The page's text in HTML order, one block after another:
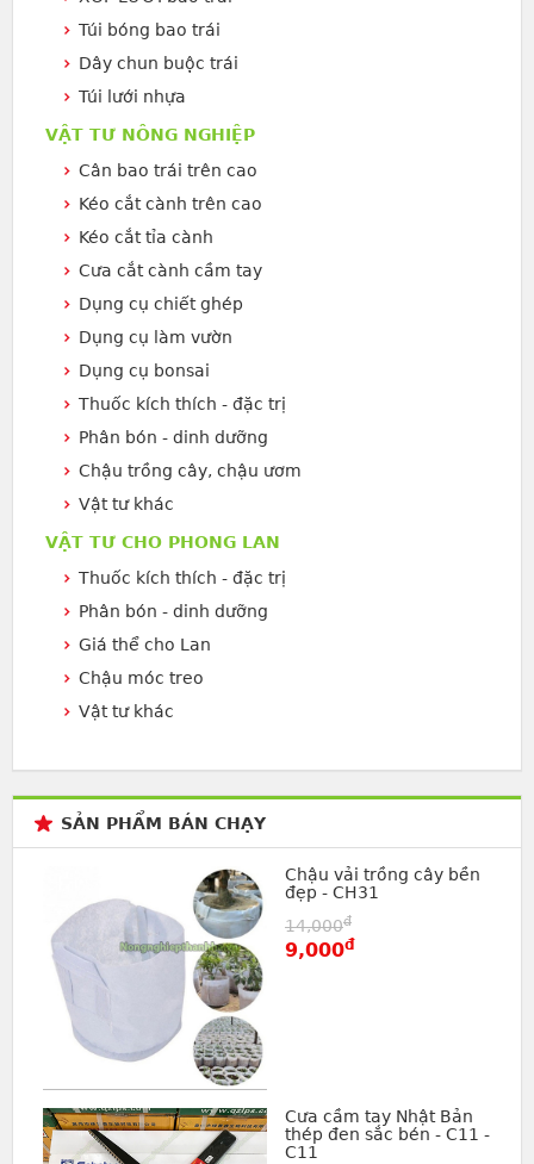
Túi bóng bao trái
Dây chun buộc trái
Túi lưới nhựa
VẬT TƯ NÔNG NGHIỆP
Cân bao trái trên cao
Kéo cắt cành trên cao
Kéo cắt tỉa cành
Cưa cắt cành cầm tay
Dụng cụ chiết ghép
Dụng cụ làm vườn
Dụng cụ bonsai
Thuốc kích thích - đặc trị
Phân bón - dinh dưỡng
Chậu trồng cây, chậu ươm
Vật tư khác
VẬT TƯ CHO PHONG LAN
Thuốc kích thích - đặc trị
Phân bón - dinh dưỡng
Giá thể cho Lan
Chậu móc treo
Vật tư khác
SẢN PHẨM BÁN CHẠY
Chậu vải trồng cây bền
đẹp - CH31
14,000đ
9,000đ
Cưa cầm tay Nhật Bản
thép đen sắc bén - C11 -
C11